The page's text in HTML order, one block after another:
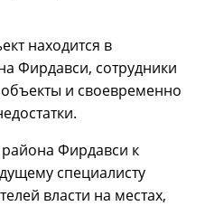
находится в
Фирдавси, сотрудники
и своевременно
Фирдавси к
специалисту
власти на местах,